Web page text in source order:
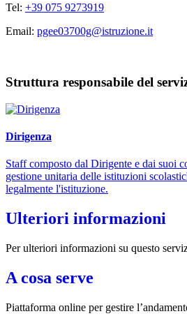
Tel: +39 075 9273919
Email: pgee03700g@istruzione.it
Struttura responsabile del
Dirigenza
Staff composto dal Dirigente e dai suoi
gestione unitaria delle istituzioni
legalmente l'istituzione.
Ulteriori informazioni
Per ulteriori informazioni su questo
A cosa serve
Piattaforma online per gestire